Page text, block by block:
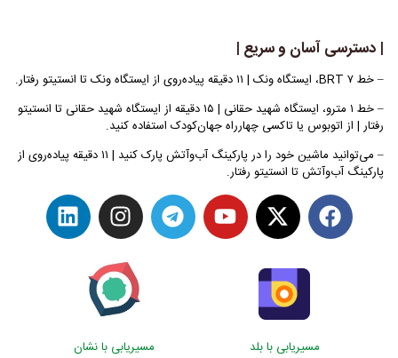
| دسترسی آسان و سریع |
– خط ۷ BRT، ایستگاه ونک | ۱۱ دقیقه پیاده‌روی از ایستگاه ونک تا انستیتو رفتار.
– خط ۱ مترو، ایستگاه شهید حقانی | ۱۵ دقیقه از ایستگاه شهید حقانی تا انستیتو
رفتار | از اتوبوس یا تاکسی چهارراه جهان‌کودک استفاده کنید.
– می‌توانید ماشین خود را در پارکینگ آب‌وآتش پارک کنید | ۱۱ دقیقه پیاده‌روی از
پارکینگ آب‌وآتش تا انستیتو رفتار.
مسیریابی با بلد مسیریابی با نشان